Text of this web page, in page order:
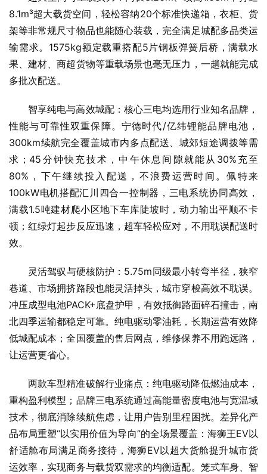
8.1m³超大载货空间，轻松容纳20个标准快递箱，衣柜、货
架等非常规尺寸物品也能随心装载，完全满足城配多品类运
输需求。1575kg额定载重搭配5片钢板弹簧后桥，满载水
果、建材、商超货物等重载场景也毫无压力，一趟就能完成
多批次配送。
智享纯电与高效城配：核心三电均选用行业知名品牌，
性能与可靠性双重保障。宁德时代/亿纬锂能品牌电池，
300km续航完全覆盖城市内多点配送、城郊短途调拨等需
求；45分钟快充技术，中午休息间隙就能从30%充至
80%，下午继续投入配送，不浪费运营时间。佩特来
100kW电机搭配汇川四合一控制器，三电系统协同高效，
满载1.5吨建材爬小区地下车库陡坡时，动力输出平顺不卡
顿；红绿灯起步反应迅速，超车轻松应对，不用耽误配送时
效。
灵活驾驭与硬核防护：5.75m同级最小转弯半径，狭窄
巷道、市场拥挤路段也能灵活掉头，城市穿梭高效不耽误。
冲压成型电池PACK+底盘护甲，有效抵御路面碎石撞击，南
北四季运输都稳定可靠。纯电驱动零油耗，长期运营有效降
低城配成本；全国覆盖的售后网点，维修保养不用跑远路，
让运营更省心。
两款车型精准破解行业痛点：纯电驱动降低燃油成本，
重构盈利模型；品牌三电系统通过高能量密度电池与宽温域
技术，彻底消除续航焦虑，让用户告别里程困扰。差异化产
品布局重塑“以实用价值为导向”的全场景覆盖：海狮王EV以
舒适舱布局满足商务接待，海狮EV以超大货舱提升城市货
运效率，实现商务与载货双需求的均衡适配。笼式车身、智